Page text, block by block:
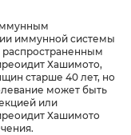
иммунной системы
Хашимото,
старше 40 лет, но
может быть
или
Хашимото